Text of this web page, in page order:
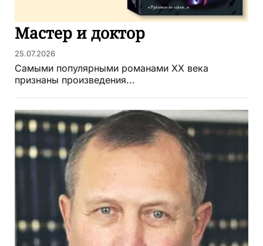
Мастер и доктор
25.07.2026
Самыми популярными романами ХХ века
признаны произведения...